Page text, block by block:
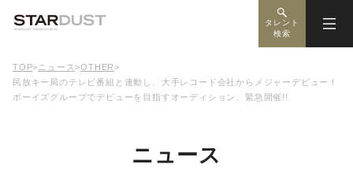
タレント
検索
TOP> ニュース>OTHER>
民放キー局のテレビ番組と連動し、大手レコード会社からメジャーデビュー！
ボーイズグループでデビューを目指すオーディション、緊急開催!!
ニュース